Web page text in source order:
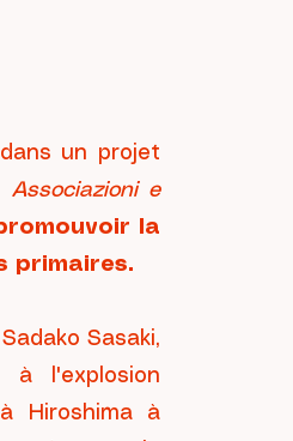
un projet
Associazioni e
la
primaires.
Sasaki,
l'explosion
Hiroshima à